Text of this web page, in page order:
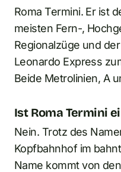
Roma Termini. Er ist
meisten Fern-,
Regionalzüge und
Leonardo Express
Beide Metrolinien, A
Ist Roma Termini
Nein. Trotz des
Kopfbahnhof im
Name kommt von